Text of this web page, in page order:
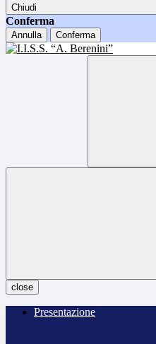
Chiudi
Conferma
Annulla Conferma
close
Presentazione